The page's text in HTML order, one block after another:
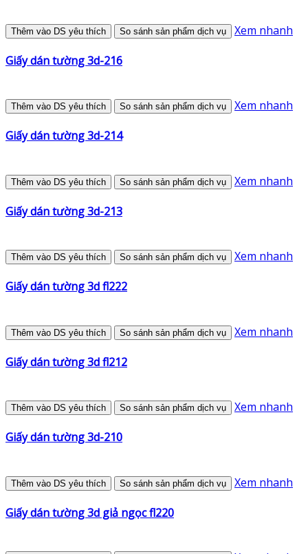
Thêm vào DS yêu thích So sánh sản phẩm dịch vụ Xem nhanh
Giấy dán tường 3d-216
Thêm vào DS yêu thích So sánh sản phẩm dịch vụ Xem nhanh
Giấy dán tường 3d-214
Thêm vào DS yêu thích So sánh sản phẩm dịch vụ Xem nhanh
Giấy dán tường 3d-213
Thêm vào DS yêu thích So sánh sản phẩm dịch vụ Xem nhanh
Giấy dán tường 3d fl222
Thêm vào DS yêu thích So sánh sản phẩm dịch vụ Xem nhanh
Giấy dán tường 3d fl212
Thêm vào DS yêu thích So sánh sản phẩm dịch vụ Xem nhanh
Giấy dán tường 3d-210
Thêm vào DS yêu thích So sánh sản phẩm dịch vụ Xem nhanh
Giấy dán tường 3d giả ngọc fl220